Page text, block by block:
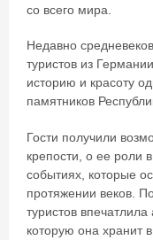
со всего мира.
Недавно
туристов из
историю и красоту
памятников
Гости получили
крепости, о ее роли
событиях, которые
протяжении веков.
туристов впечатлила
которую она хранит в